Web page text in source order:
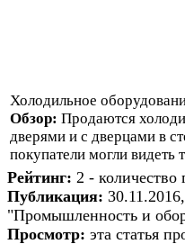
Холодильное
Обзор: Продаются
дверями и с дверцами в
покупатели могли видеть
Рейтинг: 2 - количество
Публикация:
"Промышленность и
Просмотр: эта статья